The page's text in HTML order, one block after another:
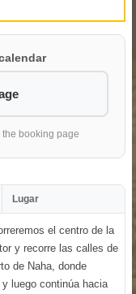
booking page
Lugar
el centro de la
y recorre las calles de
de Naha, donde
luego continúa hacia